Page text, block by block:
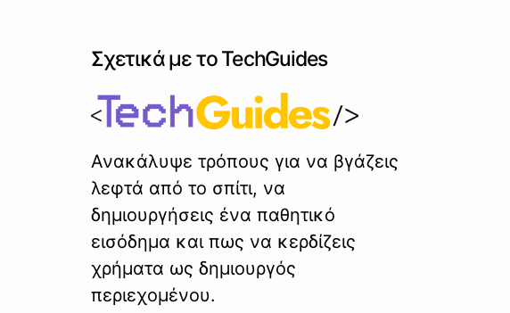
Σχετικά με το TechGuides
Ανακάλυψε τρόπους για να βγάζεις
λεφτά από το σπίτι, να
δημιουργήσεις ένα παθητικό
εισόδημα και πως να κερδίζεις
χρήματα ως δημιουργός
περιεχομένου.